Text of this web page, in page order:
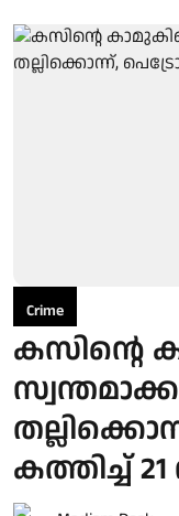
Crime
കസിന്റെ
കത്തിച്ച്